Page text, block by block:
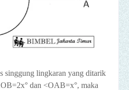
singgung lingkaran yang ditarik
dan <OAB=x°, maka